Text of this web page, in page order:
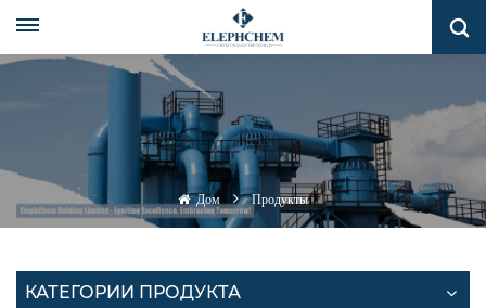
Дом Продукты
КАТЕГОРИИ ПРОДУКТА